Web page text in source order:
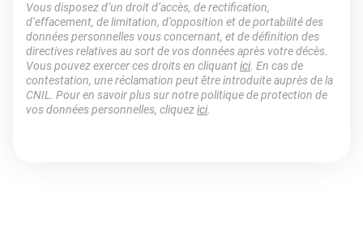
Vous disposez d’un droit d’accès, de rectification,
d’effacement, de limitation, d’opposition et de portabilité des
données personnelles vous concernant, et de définition des
directives relatives au sort de vos données après votre décès.
Vous pouvez exercer ces droits en cliquantici. En cas de
contestation, une réclamation peut être introduite auprès de la
CNIL. Pour en savoir plus sur notre politique de protection de
vos données personnelles, cliquezici.